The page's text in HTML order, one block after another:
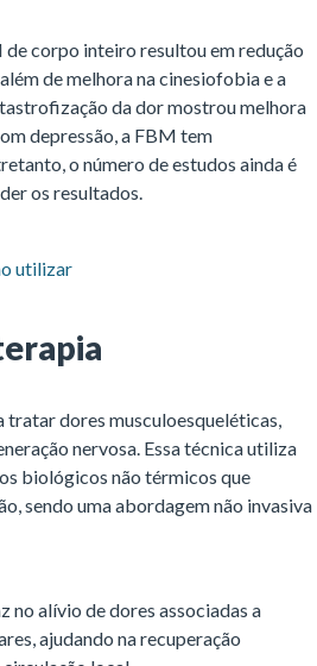
corpo inteiro resultou em redução
de melhora na cinesiofobia e a
da dor mostrou melhora
depressão, a FBM tem
o número de estudos ainda é
os resultados.
utilizar
dores musculoesqueléticas,
nervosa. Essa técnica utiliza
biológicos não térmicos que
sendo uma abordagem não invasiva
no alívio de dores associadas a
ajudando na recuperação